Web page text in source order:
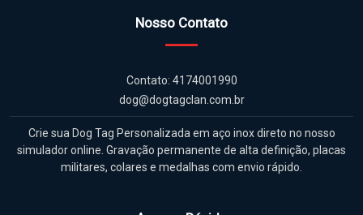
Nosso Contato
Contato: 4174001990
dog@dogtagclan.com.br
Crie sua Dog Tag Personalizada em aço inox direto no nosso
simulador online. Gravação permanente de alta definição, placas
militares, colares e medalhas com envio rápido.